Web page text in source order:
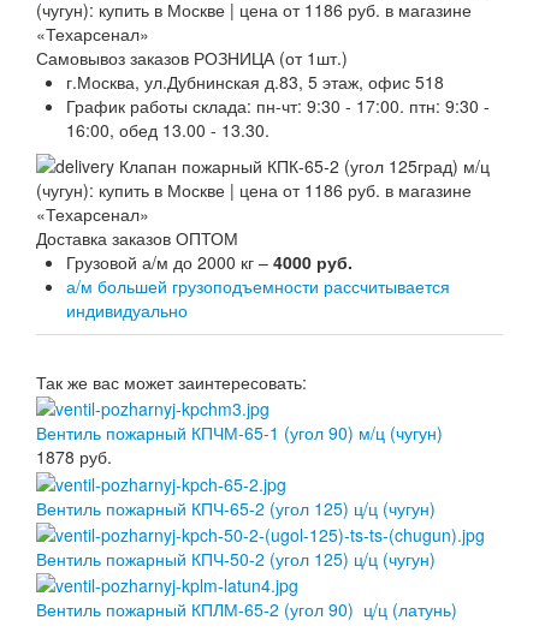
Контакты
Самовывоз заказов РОЗНИЦА (от 1шт.)
г.Москва, ул.Дубнинская д.83, 5 этаж, офис 518
График работы склада: пн-чт: 9:30 - 17:00. птн: 9:30 -
16:00, обед 13.00 - 13.30.
Доставка заказов ОПТОМ
Грузовой а/м до 2000 кг – 4000 руб.
а/м большей грузоподъемности рассчитывается
индивидуально
Так же вас может заинтересовать:
Вентиль пожарный КПЧМ-65-1 (угол 90) м/ц (чугун)
1878 руб.
Вентиль пожарный КПЧ-65-2 (угол 125) ц/ц (чугун)
Вентиль пожарный КПЧ-50-2 (угол 125) ц/ц (чугун)
Вентиль пожарный КПЛМ-65-2 (угол 90) ц/ц (латунь)